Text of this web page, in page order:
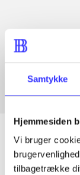
Samtykke
Hjemmesiden
Vi bruger
tilbagetrække
Artikler
Fra
Artikler